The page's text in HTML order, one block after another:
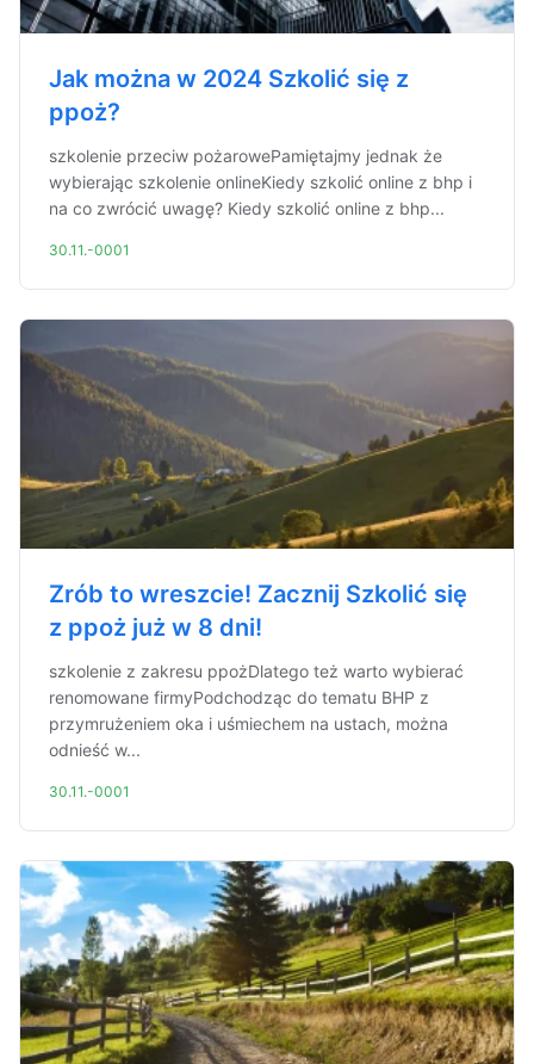
Jak można w 2024 Szkolić się z
ppoż?
szkolenie przeciw pożarowePamiętajmy jednak że
wybierając szkolenie onlineKiedy szkolić online z bhp i
na co zwrócić uwagę? Kiedy szkolić online z bhp...
30.11.-0001
Zrób to wreszcie! Zacznij Szkolić się
z ppoż już w 8 dni!
szkolenie z zakresu ppożDlatego też warto wybierać
renomowane firmyPodchodząc do tematu BHP z
przymrużeniem oka i uśmiechem na ustach, można
odnieść w...
30.11.-0001